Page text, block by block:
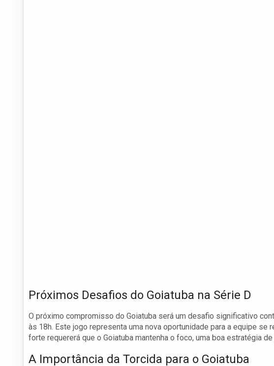
Próximos Desafios do Goiatuba na Série D
O próximo compromisso do Goiatuba será um desafio significativo
às 18h. Este jogo representa uma nova oportunidade para a equipe se
forte requererá que o Goiatuba mantenha o foco, uma boa estratégia
A Importância da Torcida para o Goiatuba